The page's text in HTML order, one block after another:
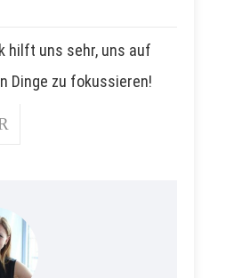
hilft uns sehr, uns auf
Dinge zu fokussieren!